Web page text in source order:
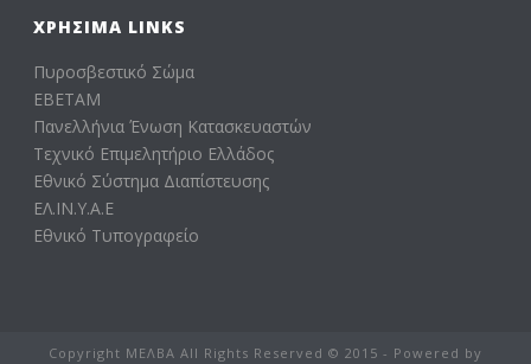
ΧΡΉΣΙΜΑ LINKS
Πυροσβεστικό Σώμα
ΕΒΕΤΑΜ
Πανελλήνια Ένωση Κατασκευαστών
Τεχνικό Επιμελητήριο Ελλάδος
Εθνικό Σύστημα Διαπίστευσης
ΕΛ.ΙΝ.Υ.Α.Ε
Εθνικό Τυπογραφείο
Copyright ΜΕΛΒΑ All Rights Reserved © 2015 - Powered by